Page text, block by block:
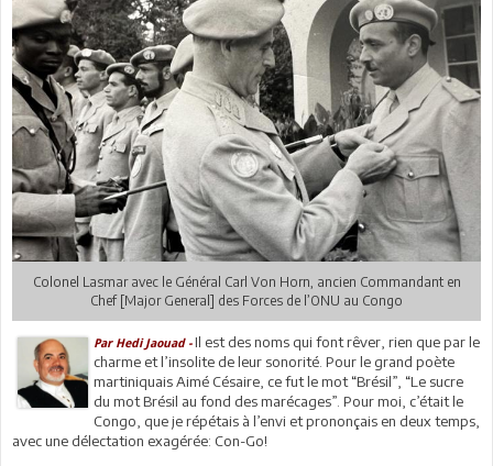
Colonel Lasmar avec le Général Carl Von Horn, ancien Commandant en
Chef [Major General] des Forces de l’ONU au Congo
Par Hedi Jaouad -Il est des noms qui font rêver, rien que par le
charme et l’insolite de leur sonorité. Pour le grand poète
martiniquais Aimé Césaire, ce fut le mot “Brésil”, “Le sucre
du mot Brésil au fond des marécages”. Pour moi, c’était le
Congo, que je répétais à l’envi et prononçais en deux temps,
avec une délectation exagérée: Con-Go!